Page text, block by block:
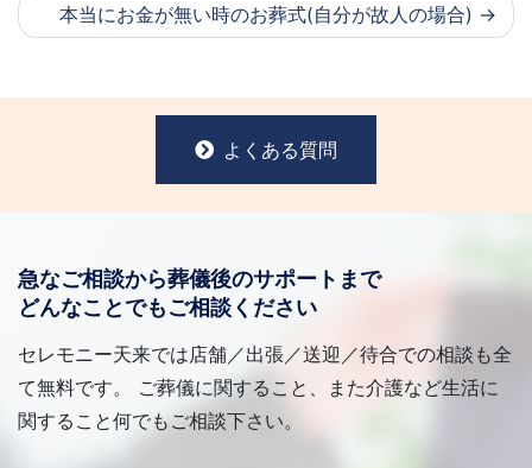
本当にお金が無い時のお葬式(自分が故人の場合)
よくある質問
急なご相談から葬儀後のサポートまで
どんなことでもご相談ください
セレモニー天来では店舗／出張／送迎／待合での相談も全
て無料です。 ご葬儀に関すること、また介護など生活に
関すること何でもご相談下さい。